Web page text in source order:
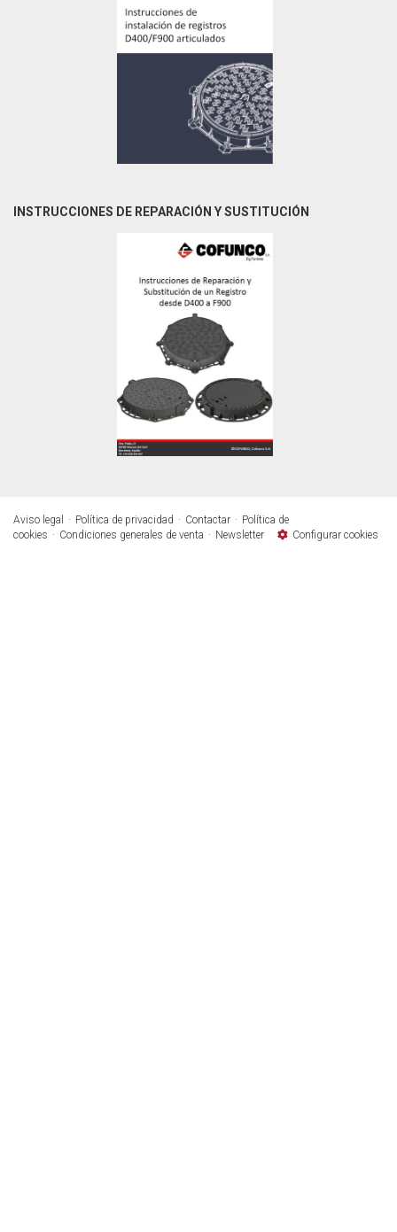
INSTRUCCIONES DE REPARACIÓN Y SUSTITUCIÓN
Aviso legal Política de privacidad Contactar
Política de
cookies
Condiciones generales de venta Newsletter Configurar cookies